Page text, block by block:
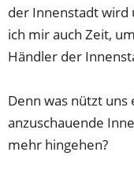
der Innenstadt wird
ich mir auch Zeit,
Händler der
Denn was nützt
anzuschauende
mehr hingehen?